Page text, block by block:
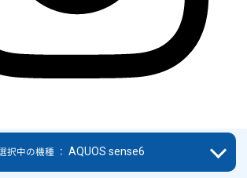
択中の機種 ： AQUOS sense6